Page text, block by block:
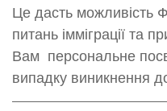
Це дасть можливість
питань імміграції та
Вам персональне
випадку виникнення